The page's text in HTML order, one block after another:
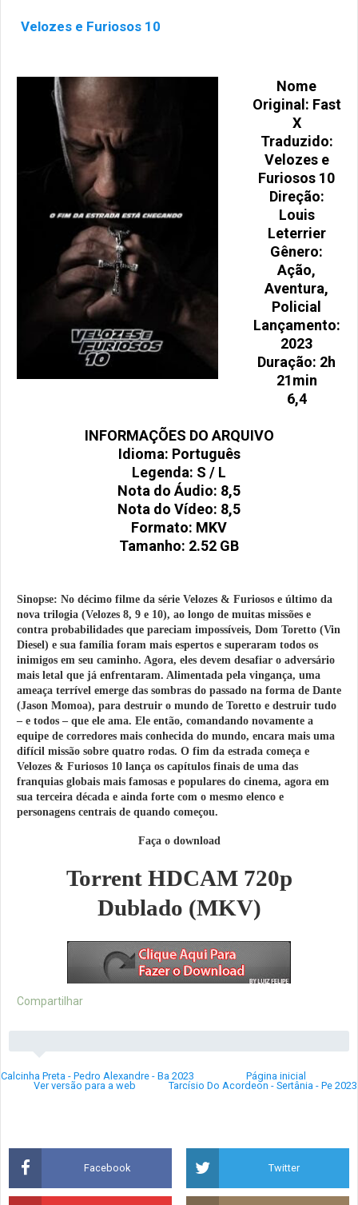
Velozes e Furiosos 10
Nome
Original: Fast
X
Traduzido:
Velozes e
Furiosos 10
Direção:
Louis
Leterrier
Gênero:
Ação,
Aventura,
Policial
Lançamento:
2023
Duração: 2h
21min
6,4
INFORMAÇÕES DO ARQUIVO
Idioma: Português
Legenda: S / L
Nota do Áudio: 8,5
Nota do Vídeo: 8,5
Formato: MKV
Tamanho: 2.52 GB
Sinopse: No décimo filme da série Velozes & Furiosos e último da
nova trilogia (Velozes 8, 9 e 10), ao longo de muitas missões e
contra probabilidades que pareciam impossíveis, Dom Toretto (Vin
Diesel) e sua família foram mais espertos e superaram todos os
inimigos em seu caminho. Agora, eles devem desafiar o adversário
mais letal que já enfrentaram. Alimentada pela vingança, uma
ameaça terrível emerge das sombras do passado na forma de Dante
(Jason Momoa), para destruir o mundo de Toretto e destruir tudo
– e todos – que ele ama. Ele então, comandando novamente a
equipe de corredores mais conhecida do mundo, encara mais uma
difícil missão sobre quatro rodas. O fim da estrada começa e
Velozes & Furiosos 10 lança os capítulos finais de uma das
franquias globais mais famosas e populares do cinema, agora em
sua terceira década e ainda forte com o mesmo elenco e
personagens centrais de quando começou.
Faça o download
Torrent HDCAM 720p
Dublado (MKV)
Compartilhar
Calcinha Preta - Pedro Alexandre - Ba 2023
Tarcísio Do Acordeon - Sertânia - Pe 2023
Página inicial
Ver versão para a web
Facebook Twitter